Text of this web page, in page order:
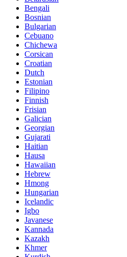
Bengali
Bosnian
Bulgarian
Cebuano
Chichewa
Corsican
Croatian
Dutch
Estonian
Filipino
Finnish
Frisian
Galician
Georgian
Gujarati
Haitian
Hausa
Hawaiian
Hebrew
Hmong
Hungarian
Icelandic
Igbo
Javanese
Kannada
Kazakh
Khmer